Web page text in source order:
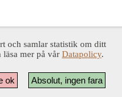
och samlar statistik om ditt
mer på vår Datapolicy.
Absolut, ingen fara
ok